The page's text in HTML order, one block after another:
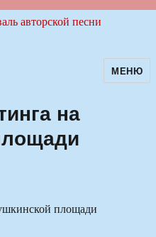
авторскойМЕНЮ
на